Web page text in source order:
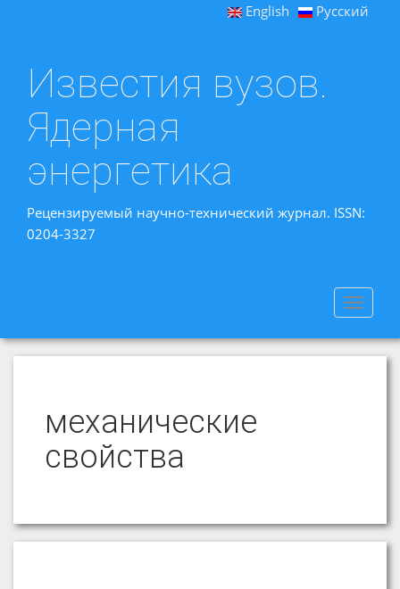
English Русский
Известия вузов.
Ядерная
энергетика
Рецензируемый научно-технический журнал. ISSN:
0204-3327
Toggle
механические
свойства